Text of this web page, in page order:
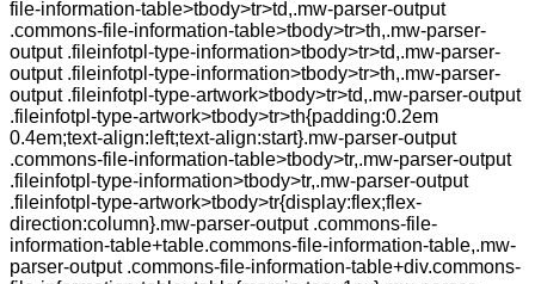
file-information-table>tbody>tr>td,.mw-parser-output
.commons-file-information-table>tbody>tr>th,.mw-parser-
output .fileinfotpl-type-information>tbody>tr>td,.mw-parser-
output .fileinfotpl-type-information>tbody>tr>th,.mw-parser-
output .fileinfotpl-type-artwork>tbody>tr>td,.mw-parser-output
.fileinfotpl-type-artwork>tbody>tr>th{padding:0.2em
0.4em;text-align:left;text-align:start}.mw-parser-output
.commons-file-information-table>tbody>tr,.mw-parser-output
.fileinfotpl-type-information>tbody>tr,.mw-parser-output
.fileinfotpl-type-artwork>tbody>tr{display:flex;flex-
direction:column}.mw-parser-output .commons-file-
information-table+table.commons-file-information-table,.mw-
parser-output .commons-file-information-table+div.commons-